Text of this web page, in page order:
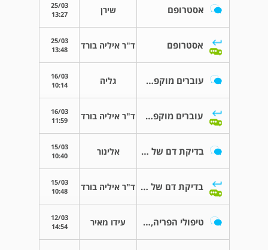
אסטרופם שירן
25/03
13:27
אסטרופם ד"ר איליה בורד
25/03
13:48
עוברים מוקפאים או טריים גליה
16/03
10:14
עוברים מוקפאים או טריים ד"ר איליה בורד
16/03
11:59
בדיקת דם של החלבון עוברי אלינור
15/03
10:40
בדיקת דם של החלבון עוברי ד"ר איליה בורד
15/03
10:48
טיפולי הפריה, אזרח ישראלי בחוץ לארץ עידו מאיר
12/03
14:54